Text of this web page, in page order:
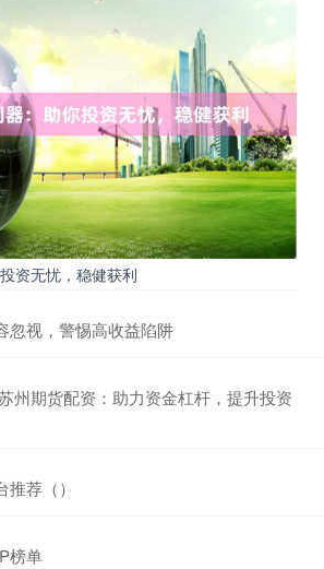
资无忧，稳健获利
忽视，警惕高收益陷阱
州期货配资：助力资金杠杆，提升投资
荐（）
榜单